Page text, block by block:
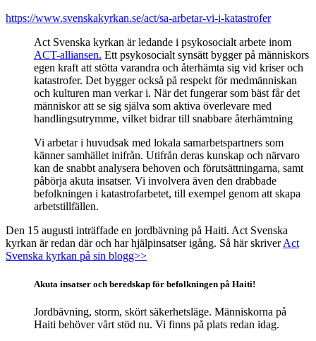
https://www.svenskakyrkan.se/act/sa-arbetar-vi-i-katastrofer
Act Svenska kyrkan är ledande i psykosocialt arbete inom
ACT-alliansen. Ett psykosocialt synsätt bygger på människors
egen kraft att stötta varandra och återhämta sig vid kriser och
katastrofer. Det bygger också på respekt för medmänniskan
och kulturen man verkar i. När det fungerar som bäst får det
människor att se sig själva som aktiva överlevare med
handlingsutrymme, vilket bidrar till snabbare återhämtning
Vi arbetar i huvudsak med lokala samarbetspartners som
känner samhället inifrån. Utifrån deras kunskap och närvaro
kan de snabbt analysera behoven och förutsättningarna, samt
påbörja akuta insatser. Vi involvera även den drabbade
befolkningen i katastrofarbetet, till exempel genom att skapa
arbetstillfällen.
Den 15 augusti inträffade en jordbävning på Haiti. Act Svenska
kyrkan är redan där och har hjälpinsatser igång. Så här skriverAct
Svenska kyrkan på sin blogg>>
Akuta insatser och beredskap för befolkningen på Haiti!
Jordbävning, storm, skört säkerhetsläge. Människorna på
Haiti behöver vårt stöd nu. Vi finns på plats redan idag.